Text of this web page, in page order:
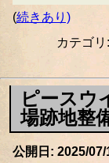
(続きあり)
カテゴリ:
ピースウ
場跡地整
公開日: 2025/